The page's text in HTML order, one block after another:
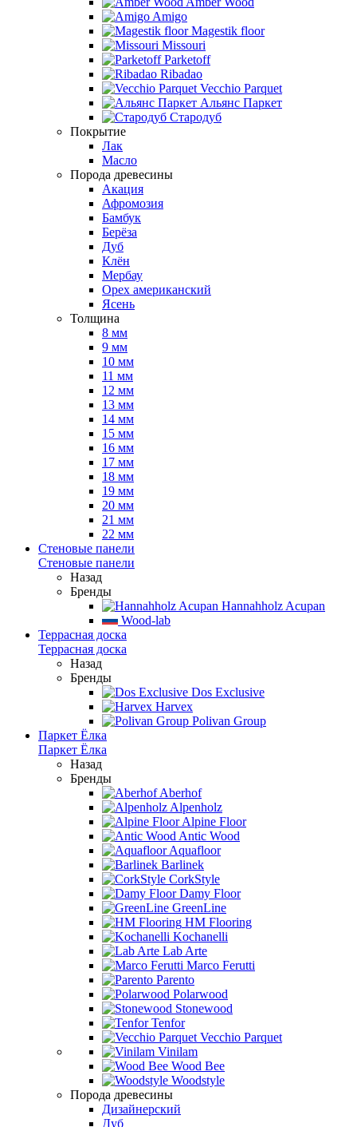
Amigo
Magestik floor
Missouri
Parketoff
Ribadao
Vecchio Parquet
Альянс Паркет
Стародуб
Покрытие
Лак
Масло
Порода древесины
Акация
Афромозия
Бамбук
Берёза
Дуб
Клён
Мербау
Орех американский
Ясень
Толщина
8 мм
9 мм
10 мм
11 мм
12 мм
13 мм
14 мм
15 мм
16 мм
17 мм
18 мм
19 мм
20 мм
21 мм
22 мм
Стеновые панели
Стеновые панели
Назад
Бренды
Hannahholz Acupan
Wood-lab
Террасная доска
Террасная доска
Назад
Бренды
Dos Exclusive
Harvex
Polivan Group
Паркет Ёлка
Паркет Ёлка
Назад
Бренды
Aberhof
Alpenholz
Alpine Floor
Antic Wood
Aquafloor
Barlinek
CorkStyle
Damy Floor
GreenLine
HM Flooring
Kochanelli
Lab Arte
Marco Ferutti
Parento
Polarwood
Stonewood
Tenfor
Vecchio Parquet
Vinilam
Wood Bee
Woodstyle
Порода древесины
Дизайнерский
Дуб